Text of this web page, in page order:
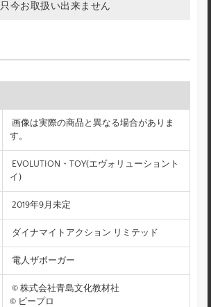
只今お取扱い出来ません
画像は実際の商品と異なる場合がありま
す。
EVOLUTION・TOY(エヴォリューショント
イ)
2019年9月未定
ダイナマイトアクション リミテッド
電人ザボーガー
© 株式会社青島文化教材社
© ピープロ